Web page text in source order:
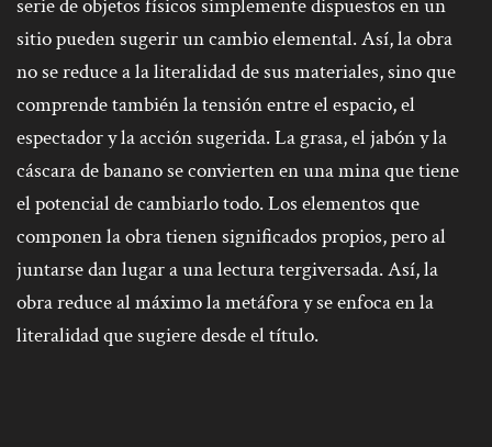
serie de objetos físicos simplemente dispuestos en un
sitio pueden sugerir un cambio elemental. Así, la obra
no se reduce a la literalidad de sus materiales, sino que
comprende también la tensión entre el espacio, el
espectador y la acción sugerida. La grasa, el jabón y la
cáscara de banano se convierten en una mina que tiene
el potencial de cambiarlo todo. Los elementos que
componen la obra tienen significados propios, pero al
juntarse dan lugar a una lectura tergiversada. Así, la
obra reduce al máximo la metáfora y se enfoca en la
literalidad que sugiere desde el título.